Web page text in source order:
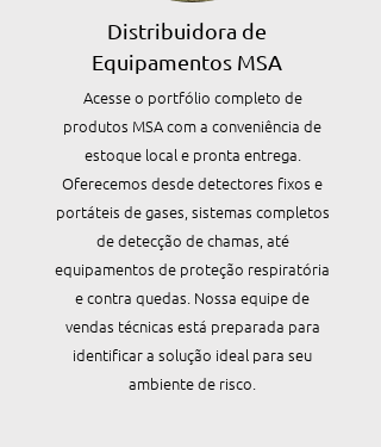
Distribuidora de
Equipamentos MSA
Acesse o portfólio completo de
produtos MSA com a conveniência de
estoque local e pronta entrega.
Oferecemos desde detectores fixos e
portáteis de gases, sistemas completos
de detecção de chamas, até
equipamentos de proteção respiratória
e contra quedas. Nossa equipe de
vendas técnicas está preparada para
identificar a solução ideal para seu
ambiente de risco.